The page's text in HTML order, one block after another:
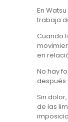
En
trabaja
Cuando
en
No hay
después
Sin
de las